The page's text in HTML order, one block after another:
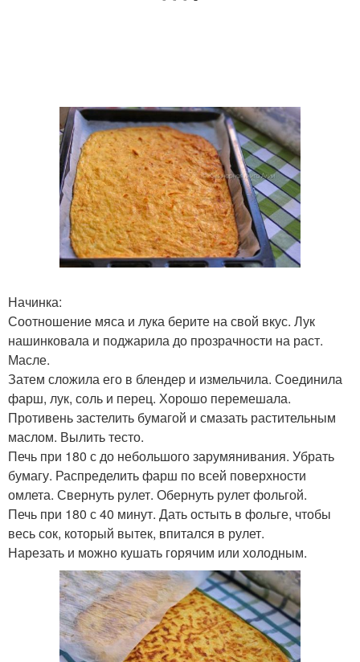
Начинка:
Соотношение мяса и лука берите на свой вкус. Лук
нашинковала и поджарила до прозрачности на раст.
Масле.
Затем сложила его в блендер и измельчила. Соединила
фарш, лук, соль и перец. Хорошо перемешала.
Противень застелить бумагой и смазать растительным
маслом. Вылить тесто.
Печь при 180 с до небольшого зарумянивания. Убрать
бумагу. Распределить фарш по всей поверхности
омлета. Свернуть рулет. Обернуть рулет фольгой.
Печь при 180 с 40 минут. Дать остыть в фольге, чтобы
весь сок, который вытек, впитался в рулет.
Нарезать и можно кушать горячим или холодным.